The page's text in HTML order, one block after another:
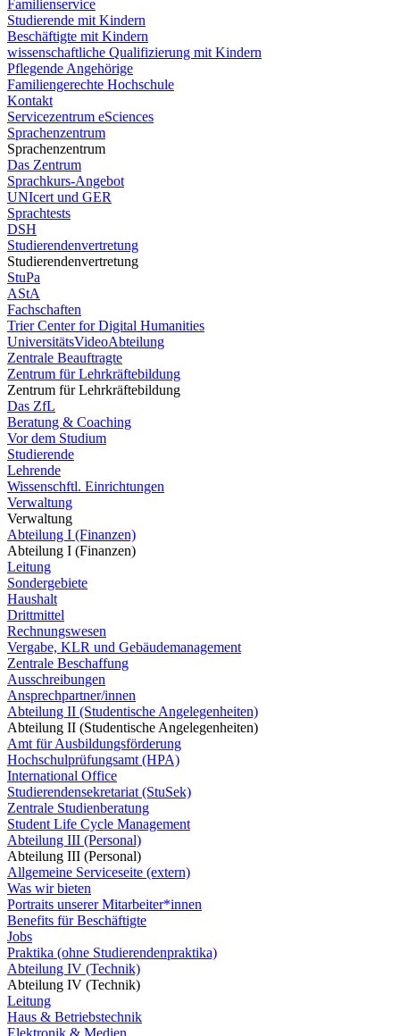
Familienservice
Studierende mit Kindern
Beschäftigte mit Kindern
wissenschaftliche Qualifizierung mit Kindern
Pflegende Angehörige
Familiengerechte Hochschule
Kontakt
Servicezentrum eSciences
Sprachenzentrum
Sprachenzentrum
Das Zentrum
Sprachkurs-Angebot
UNIcert und GER
Sprachtests
DSH
Studierendenvertretung
Studierendenvertretung
StuPa
AStA
Fachschaften
Trier Center for Digital Humanities
UniversitätsVideoAbteilung
Zentrale Beauftragte
Zentrum für Lehrkräftebildung
Zentrum für Lehrkräftebildung
Das ZfL
Beratung & Coaching
Vor dem Studium
Studierende
Lehrende
Wissenschftl. Einrichtungen
Verwaltung
Verwaltung
Abteilung I (Finanzen)
Abteilung I (Finanzen)
Leitung
Sondergebiete
Haushalt
Drittmittel
Rechnungswesen
Vergabe, KLR und Gebäudemanagement
Zentrale Beschaffung
Ausschreibungen
Ansprechpartner/innen
Abteilung II (Studentische Angelegenheiten)
Abteilung II (Studentische Angelegenheiten)
Amt für Ausbildungsförderung
Hochschulprüfungsamt (HPA)
International Office
Studierendensekretariat (StuSek)
Zentrale Studienberatung
Student Life Cycle Management
Abteilung III (Personal)
Abteilung III (Personal)
Allgemeine Serviceseite (extern)
Was wir bieten
Portraits unserer Mitarbeiter*innen
Benefits für Beschäftigte
Jobs
Praktika (ohne Studierendenpraktika)
Abteilung IV (Technik)
Abteilung IV (Technik)
Leitung
Haus & Betriebstechnik
Elektronik & Medien